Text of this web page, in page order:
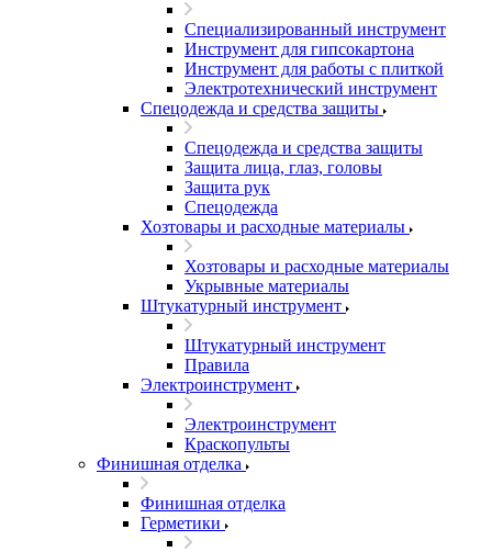
Специализированный инструмент
Инструмент для гипсокартона
Инструмент для работы с плиткой
Электротехнический инструмент
Спецодежда и средства защиты
Спецодежда и средства защиты
Защита лица, глаз, головы
Защита рук
Спецодежда
Хозтовары и расходные материалы
Хозтовары и расходные материалы
Укрывные материалы
Штукатурный инструмент
Штукатурный инструмент
Правила
Электроинструмент
Электроинструмент
Краскопульты
Финишная отделка
Финишная отделка
Герметики